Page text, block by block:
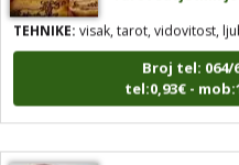
TEHNIKE:visak, tarot, vidovitost,
Broj tel: 064/
tel:0,93€ -